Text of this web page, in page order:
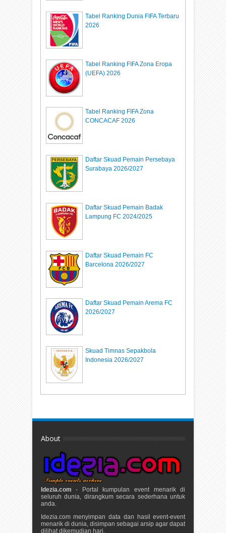
Tabel Ranking Dunia FIFA Terbaru
2026
Tabel Ranking FIFA Zona Eropa
(UEFA) 2026
Tabel Ranking FIFA Zona
CONCACAF 2026
Daftar Skuad Pemain Persebaya
Surabaya 2026/2027
Daftar Skuad Pemain Badak
Lampung FC 2024/2025
Daftar Skuad Pemain FC
Barcelona 2026/2027
Daftar Skuad Pemain Arema FC
2026/2027
Skuad Timnas Sepakbola
Indonesia 2026/2027
About
Idezia.com - Portal kumpulan event menarik di
seluruh dunia, dirangkum secara sederhana untuk
anda.
Idezia.com menyimpan data dan hasil event-event
menarik di dunia, disimpan sebagai arsip agar dapat
dilihat dikemudian hari.